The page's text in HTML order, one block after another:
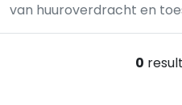
van huuroverdracht en
0